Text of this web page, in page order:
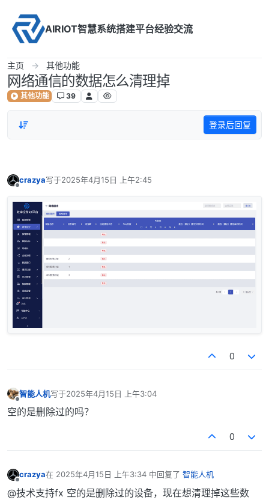
AIRIOT智慧系统搭建平台经验交流
主页 其他功能
网络通信的数据怎么清理掉
其他功能 39
登录后回复
crazya写于2025年4月15日 上午2:45
最后由 编辑
0
智能人机写于2025年4月15日 上午3:04
最后由 编辑
空的是删除过的吗？
0
crazya在 2025年4月15日 上午3:34 中回复了 智能人机
最后由 编辑
@技术支持fx 空的是删除过的设备，现在想清理掉这些数